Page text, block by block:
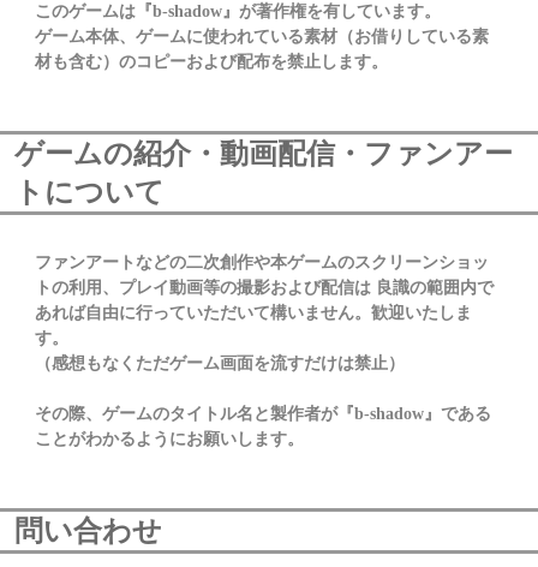
このゲームは『b-shadow』が著作権を有しています。
ゲーム本体、ゲームに使われている素材（お借りしている素
材も含む）のコピーおよび配布を禁止します。
ゲームの紹介・動画配信・ファンアー
トについて
ファンアートなどの二次創作や本ゲームのスクリーンショッ
トの利用、プレイ動画等の撮影および配信は 良識の範囲内で
あれば自由に行っていただいて構いません。歓迎いたしま
す。
（感想もなくただゲーム画面を流すだけは禁止）
その際、ゲームのタイトル名と製作者が『b-shadow』である
ことがわかるようにお願いします。
問い合わせ